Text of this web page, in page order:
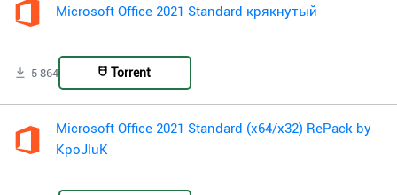
Microsoft Office 2021 Standard крякнутый
5 864 Torrent
Microsoft Office 2021 Standard (x64/x32) RePack by
KpoJIuK